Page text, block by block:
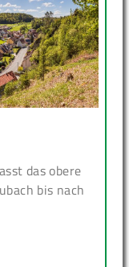
das obere
bis nach